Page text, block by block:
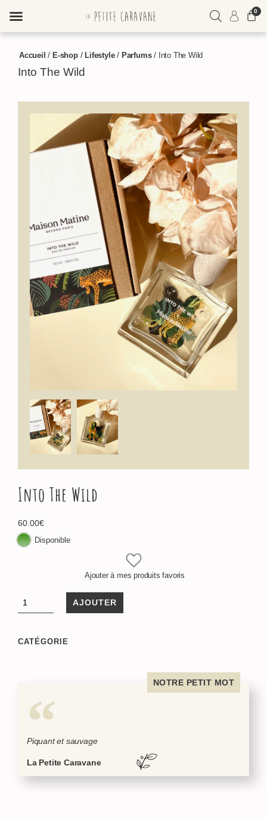
0
Accueil /E-shop/Lifestyle/ Parfums/ Into The Wild
Into The Wild
Into The Wild
60.00€
Disponible
Ajouter à mes produits favoris
AJOUTER
CATÉGORIE
Piquant et sauvage
La Petite Caravane
NOTRE PETIT MOT